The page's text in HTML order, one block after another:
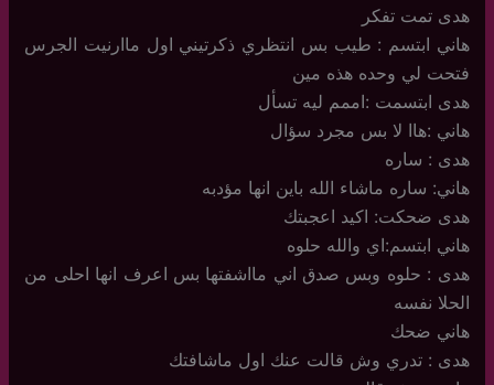
هدى تمت تفكر
هاني ابتسم : طيب بس انتظري ذكرتيني اول ماارنيت الجرس
فتحت لي وحده هذه مين
هدى ابتسمت :اممم ليه تسأل
هاني :هاا لا بس مجرد سؤال
هدى : ساره
هاني: ساره ماشاء الله باين انها مؤدبه
هدى ضحكت: اكيد اعجبتك
هاني ابتسم:اي والله حلوه
هدى : حلوه وبس صدق اني مااشفتها بس اعرف انها احلى من
الحلا نفسه
هاني ضحك
هدى : تدري وش قالت عنك اول ماشافتك